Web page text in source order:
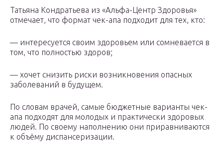
Татьяна Кондратьева из «Альфа-Центр Здоровья»
отмечает, что формат чек-апа подходит для тех, кто:
— интересуется своим здоровьем или сомневается в
том, что полностью здоров;
— хочет снизить риски возникновения опасных
заболеваний в будущем.
По словам врачей, самые бюджетные варианты чек-
апа подходят для молодых и практически здоровых
людей. По своему наполнению они приравниваются
к объёму диспансеризации.